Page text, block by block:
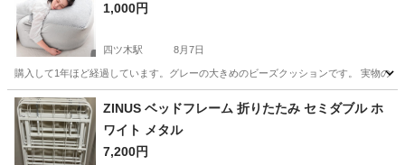
1,000円
四ツ木駅 8月7日
購入して1年ほど経過しています。グレーの大きめのビーズクッションです。 実物の
東京 葛飾区 四ツ木駅 ソファ ビーズクッション
ZINUS ベッドフレーム 折りたたみ セミダブル ホ
ワイト メタル
7,200円